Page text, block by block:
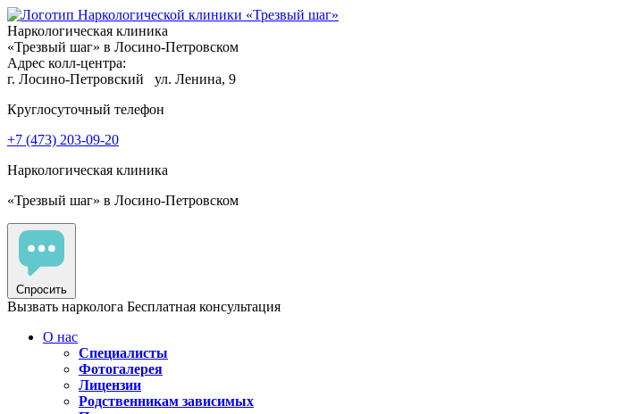
Наркологическая клиника
«Трезвый шаг» в Лосино-Петровском
Адрес колл-центра:
г. Лосино-Петровский
ул. Ленина, 9
Круглосуточный телефон
+7 (473) 203-09-20
Наркологическая клиника
«Трезвый шаг» в Лосино-Петровском
Спросить
Вызвать нарколога Бесплатная консультация
О нас
Специалисты
Фотогалерея
Лицензии
Родственникам зависимых